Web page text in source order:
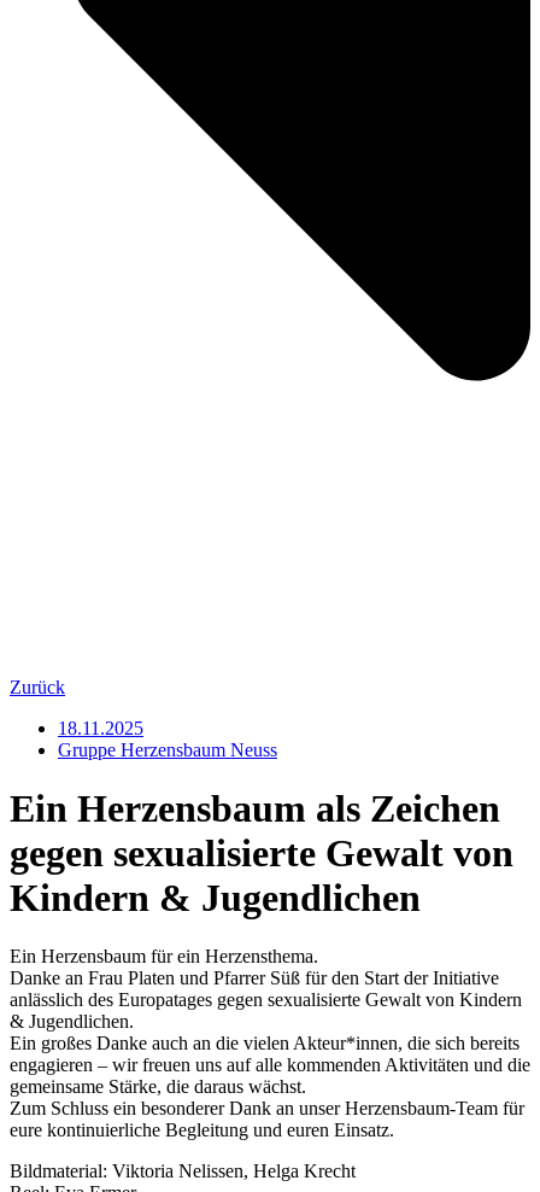
Zurück
18.11.2025
Gruppe Herzensbaum Neuss
Ein Herzensbaum als Zeichen
gegen sexualisierte Gewalt von
Kindern & Jugendlichen
Ein Herzensbaum für ein Herzensthema.
Danke an Frau Platen und Pfarrer Süß für den Start der Initiative
anlässlich des Europatages gegen sexualisierte Gewalt von Kindern
& Jugendlichen.
Ein großes Danke auch an die vielen Akteur*innen, die sich bereits
engagieren – wir freuen uns auf alle kommenden Aktivitäten und die
gemeinsame Stärke, die daraus wächst.
Zum Schluss ein besonderer Dank an unser Herzensbaum-Team für
eure kontinuierliche Begleitung und euren Einsatz.
Bildmaterial: Viktoria Nelissen, Helga Krecht